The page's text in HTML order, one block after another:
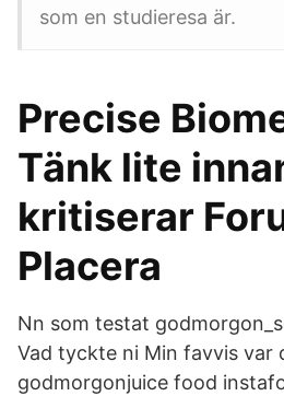
som en studieresa är.
Precise
Tänk lite
kritiserar
Placera
Nn som testat
Vad tyckte ni Min favvis var
godmorgonjuice food